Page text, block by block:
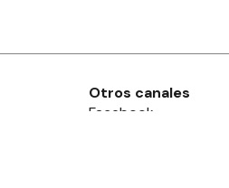
Otros canales
Facebook